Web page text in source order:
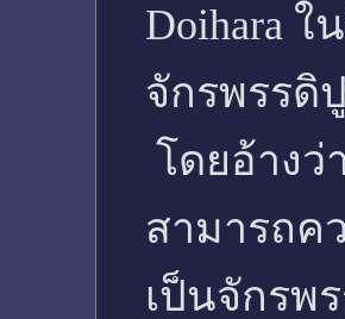
Doihara
จักรพรรดิ
โดยอ้างว่
สามารถค
เป็นจักรพ